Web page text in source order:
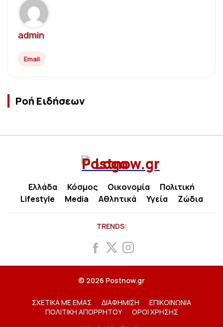
admin
Email
Ροή Ειδήσεων
Ελλάδα Κόσμος Οικονομία
Πολιτική
Lifestyle
Media Αθλητικά Υγεία Ζώδια
TRENDS:
© 2026 Postnow.gr
ΣΧΕΤΙΚΑ ΜΕ ΕΜΑΣ ΔΙΑΦΗΜΙΣΗ
ΕΠΙΚΟΙΝΩΝΙΑ
ΠΟΛΙΤΙΚΗ ΑΠΟΡΡΗΤΟΥ
ΟΡΟΙ ΧΡΗΣΗΣ